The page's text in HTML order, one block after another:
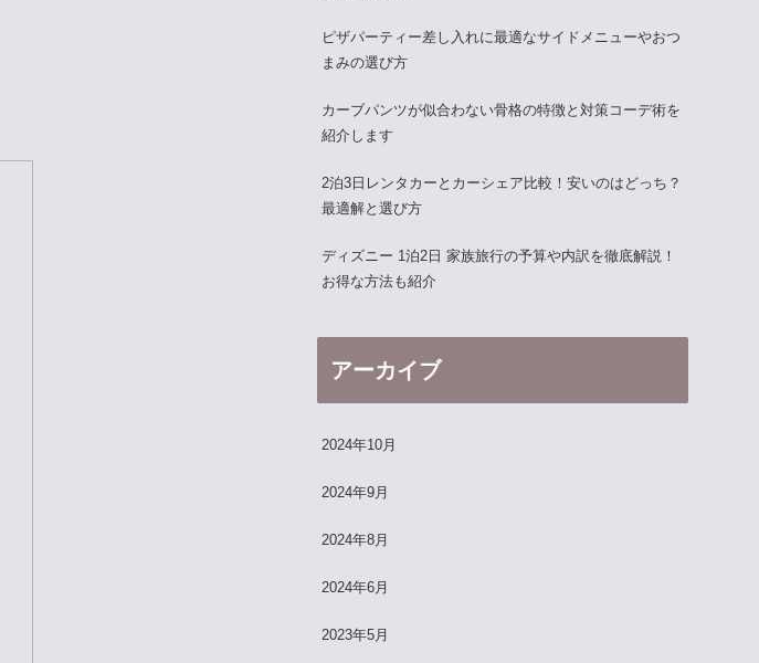
ピザパーティー差し入れに最適なサイドメニューやおつ
まみの選び方
カーブパンツが似合わない骨格の特徴と対策コーデ術を
紹介します
2泊3日レンタカーとカーシェア比較！安いのはどっち？
最適解と選び方
ディズニー 1泊2日 家族旅行の予算や内訳を徹底解説！
お得な方法も紹介
アーカイブ
2024年10月
2024年9月
2024年8月
2024年6月
2023年5月